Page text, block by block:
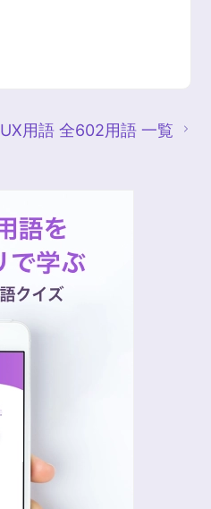
UX用語 全602用語 一覧